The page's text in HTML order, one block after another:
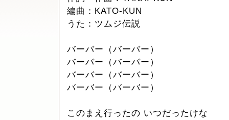
編曲：KATO-KUN
うた：ツムジ伝説
バーバー（バーバー）
バーバー（バーバー）
バーバー（バーバー）
バーバー（バーバー）
このまえ行ったの いつだったけな